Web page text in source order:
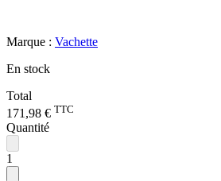
Marque : Vachette
En stock
Total
171,98 € TTC
Quantité
1